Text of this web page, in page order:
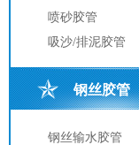
喷砂胶管
吸沙/排泥胶管
钢丝胶管
钢丝输水胶管